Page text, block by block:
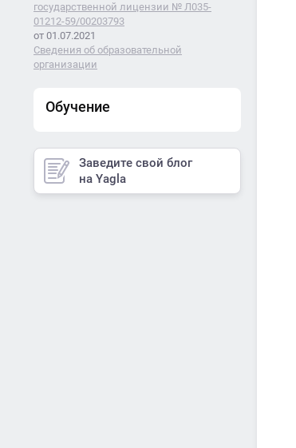
государственной лицензии № Л035-
01212-59/00203793
от 01.07.2021
Сведения об образовательной
организации
Обучение
Заведите свой блог
на Yagla